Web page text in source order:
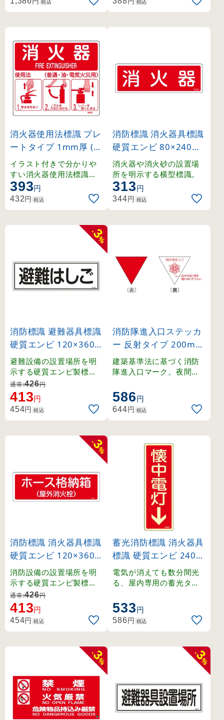
税込 税込
消火器使用法標識 プレ
ートタイプ 1mm厚 (6
6012)
イラスト付きで分かりや
すい消火器使用法標識。
壁面取り付けに適した硬
質エンビ製プレート。
393円
432円 税込
消防標識 消火器具標識
硬質エンビ 80×240m
m 横型 消火器 (66506
)
消火器や消火砂の設置場
所を明示する横型標識。
313円
344円 税込
-
3
%
消防標識 避難器具標識
硬質エンビ 120×360
mm 避難はしご (6640
3)
避難設備の設置場所を明
示する硬質エンビ製標識
。
通常:426円
413円
454円 税込
消防隊進入口ステッカ
ー 反射タイプ 200mm
三角 屋内貼付(表ノリ)
(73001)
建築基準法に基づく消防
隊進入口マーク。夜間で
テッカーです。
586円
644円 税込
-
3
%
消防標識 消火器具標識
硬質エンビ 120×360
mm ホース格納箱(屋
外消火栓) (66203)
消防設備の設置場所を明
示する硬質エンビ製標識
。
通常:426円
413円
454円 税込
蓄光消防標識 消火器具
標識 硬質エンビ 240×
80mm 縦型 懐中電灯
↓ (66609)
電気が消えても数分間光
る、屋内専用の蓄光タイ
533円
586円 税込
-
3
%
-
3
%